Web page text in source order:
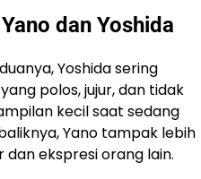
dan Yoshida
Yoshida sering
polos, jujur, dan tidak
kecil saat sedang
Yano tampak lebih
ekspresi orang lain.